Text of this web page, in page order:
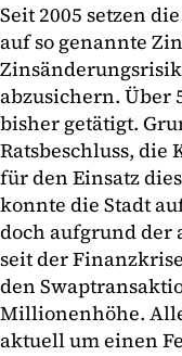
Seit 2005 setzen
auf so genannte
abzusichern. Über
bisher getätigt.
Ratsbeschluss, die
für den Einsatz
konnte die Stadt
doch aufgrund der
seit der
den
Millionenhöhe.
aktuell um einen